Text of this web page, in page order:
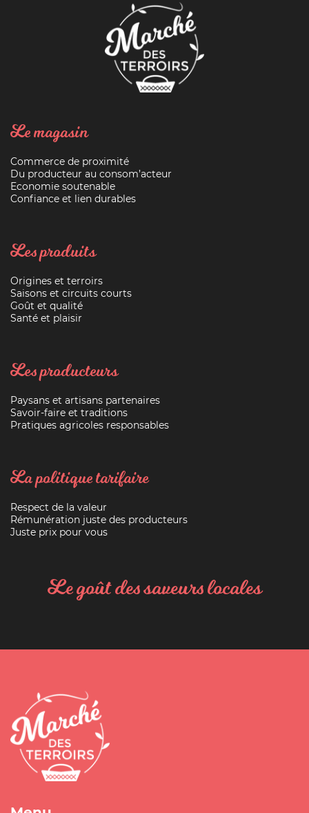
Le magasin
Commerce de proximité
Du producteur au consom’acteur
Economie soutenable
Confiance et lien durables
Les produits
Origines et terroirs
Saisons et circuits courts
Goût et qualité
Santé et plaisir
Les producteurs
Paysans et artisans partenaires
Savoir-faire et traditions
Pratiques agricoles responsables
La politique tarifaire
Respect de la valeur
Rémunération juste des producteurs
Juste prix pour vous
Le goût des saveurs locales